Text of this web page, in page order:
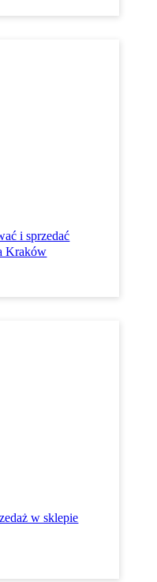
i sprzedać
Kraków
w sklepie